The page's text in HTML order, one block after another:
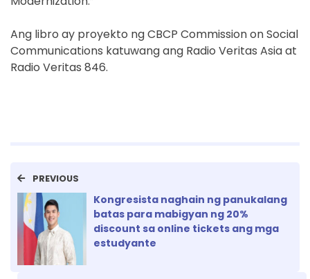
Ang libro ay proyekto ng CBCP Commission on Social
Communications katuwang ang Radio Veritas Asia at
Radio Veritas 846.
PREVIOUS
Kongresista naghain ng panukalang
batas para mabigyan ng 20%
discount sa online tickets ang mga
estudyante